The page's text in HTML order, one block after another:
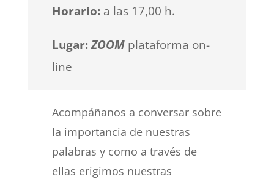
Horario:a las 17,00 h.
Lugar:ZOOMplataforma on-
line
Acompáñanos a conversar sobre
la importancia de nuestras
palabras y como a través de
ellas erigimos nuestras